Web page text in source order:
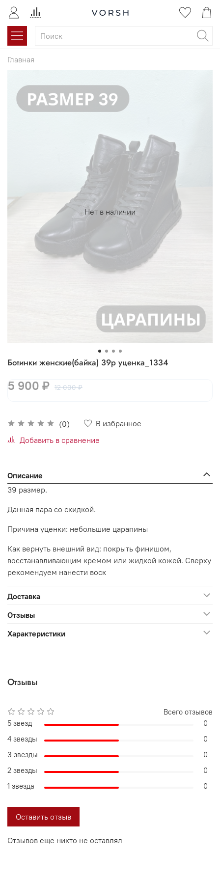
Главная
Нет в наличии
Ботинки женские(байка) 39р уценка_1334
(0)
В избранное
Добавить в сравнение
5 900 ₽ 12 000 ₽
Описание
39 размер.
Данная пара со скидкой.
Причина уценки: небольшие царапины
Как вернуть внешний вид: покрыть финишом,
восстанавливающим кремом или жидкой кожей. Сверху
рекомендуем нанести воск
Доставка
Отзывы
Характеристики
Отзывы
Отзывов еще никто не оставлял
Всего отзывов
5 звезд
0
4 звезды
0
3 звезды
0
2 звезды
0
1 звезда
0
Оставить отзыв